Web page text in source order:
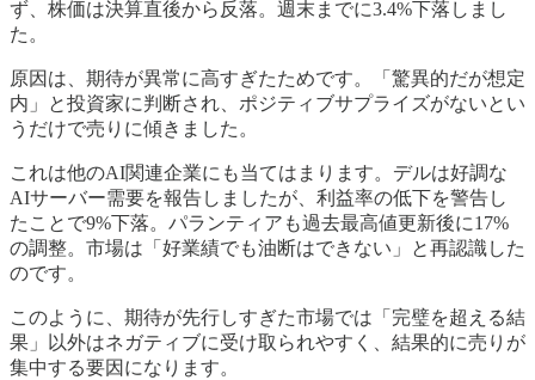
ず、株価は決算直後から反落。週末までに3.4%下落しまし
た。
原因は、期待が異常に高すぎたためです。「驚異的だが想定
内」と投資家に判断され、ポジティブサプライズがないとい
うだけで売りに傾きました。
これは他のAI関連企業にも当てはまります。デルは好調な
AIサーバー需要を報告しましたが、利益率の低下を警告し
たことで9%下落。パランティアも過去最高値更新後に17%
の調整。市場は「好業績でも油断はできない」と再認識した
のです。
このように、期待が先行しすぎた市場では「完璧を超える結
果」以外はネガティブに受け取られやすく、結果的に売りが
集中する要因になります。